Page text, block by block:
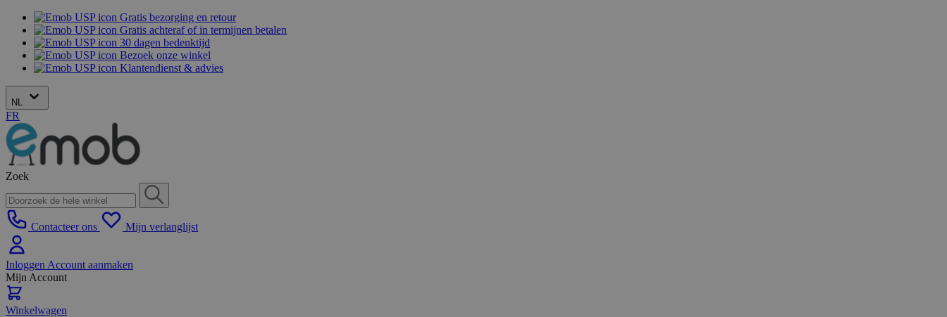
Gratis bezorging en retour
Gratis achteraf of in termijnen betalen
30 dagen bedenktijd
Bezoek onze winkel
Klantendienst & advies
NL
FR
Zoek
Contacteer ons Mijn verlanglijst
Inloggen Account aanmaken
Mijn Account
Winkelwagen